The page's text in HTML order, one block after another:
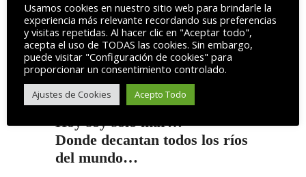
Y pensar que estoy compuesto
por ceniza de estrellas que
estallaron hace eones
Pero hoy….
Hoy soy solo mar…
Donde decantan todos los ríos
del mundo…
Usamos cookies en nuestro sitio web para brindarle la
experiencia más relevante recordando sus preferencias
y visitas repetidas. Al hacer clic en "Aceptar todo",
acepta el uso de TODAS las cookies. Sin embargo,
puede visitar "Configuración de cookies" para
proporcionar un consentimiento controlado.
Ajustes de Cookies Acepto Todo